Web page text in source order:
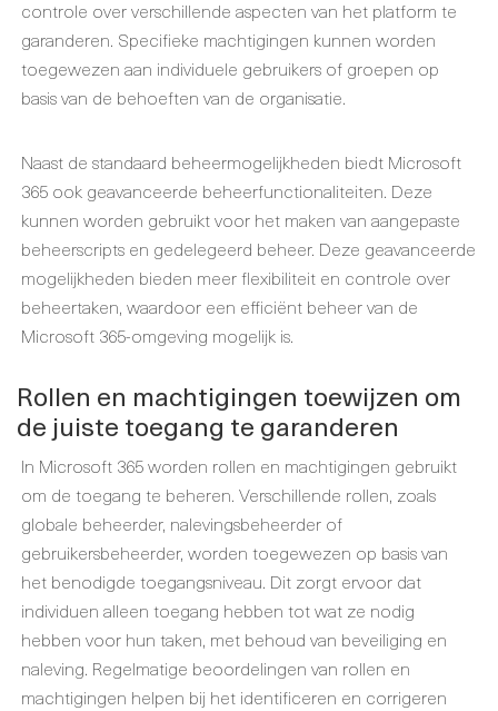
controle over verschillende aspecten van het platform te
garanderen. Specifieke machtigingen kunnen worden
toegewezen aan individuele gebruikers of groepen op
basis van de behoeften van de organisatie.
Naast de standaard beheermogelijkheden biedt Microsoft
365 ook geavanceerde beheerfunctionaliteiten. Deze
kunnen worden gebruikt voor het maken van aangepaste
beheerscripts en gedelegeerd beheer. Deze geavanceerde
mogelijkheden bieden meer flexibiliteit en controle over
beheertaken, waardoor een efficiënt beheer van de
Microsoft 365-omgeving mogelijk is.
Rollen en machtigingen toewijzen om
de juiste toegang te garanderen
In Microsoft 365 worden rollen en machtigingen gebruikt
om de toegang te beheren. Verschillende rollen, zoals
globale beheerder, nalevingsbeheerder of
gebruikersbeheerder, worden toegewezen op basis van
het benodigde toegangsniveau. Dit zorgt ervoor dat
individuen alleen toegang hebben tot wat ze nodig
hebben voor hun taken, met behoud van beveiliging en
naleving. Regelmatige beoordelingen van rollen en
machtigingen helpen bij het identificeren en corrigeren